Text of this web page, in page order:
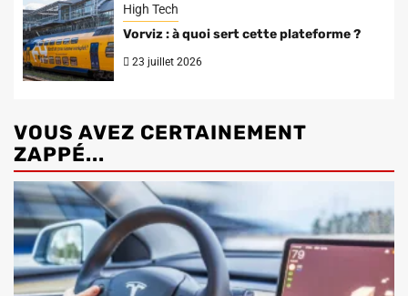
High Tech
Vorviz : à quoi sert cette plateforme ?
23 juillet 2026
VOUS AVEZ CERTAINEMENT
ZAPPÉ...